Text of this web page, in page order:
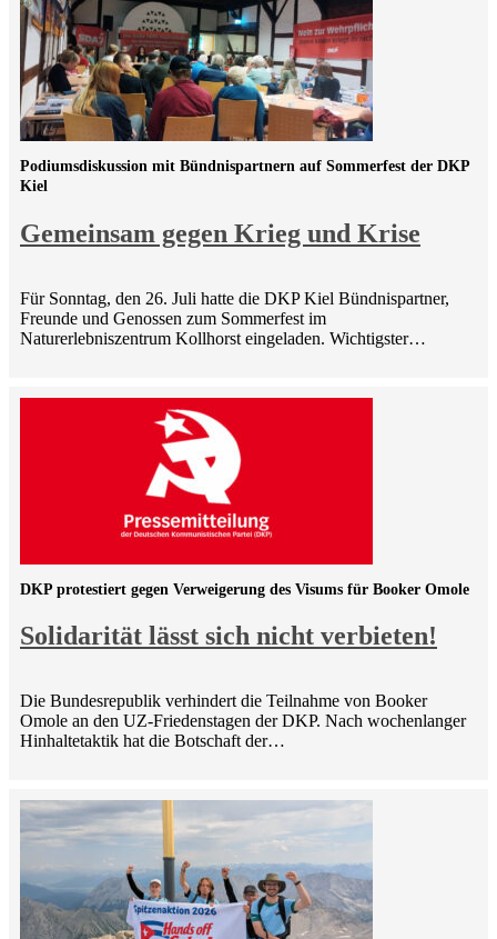
Gemeinsam gegen Krieg und Krise
Podiumsdiskussion mit Bündnispartnern auf Sommerfest der DKP
Kiel
Für Sonntag, den 26. Juli hatte die DKP Kiel Bündnispartner,
Freunde und Genossen zum Sommerfest im
Naturerlebniszentrum Kollhorst eingeladen. Wichtigster…
Solidarität lässt sich nicht verbieten!
DKP protestiert gegen Verweigerung des Visums für Booker Omole
Die Bundesrepublik verhindert die Teilnahme von Booker
Omole an den UZ-Friedenstagen der DKP. Nach wochenlanger
Hinhaltetaktik hat die Botschaft der…